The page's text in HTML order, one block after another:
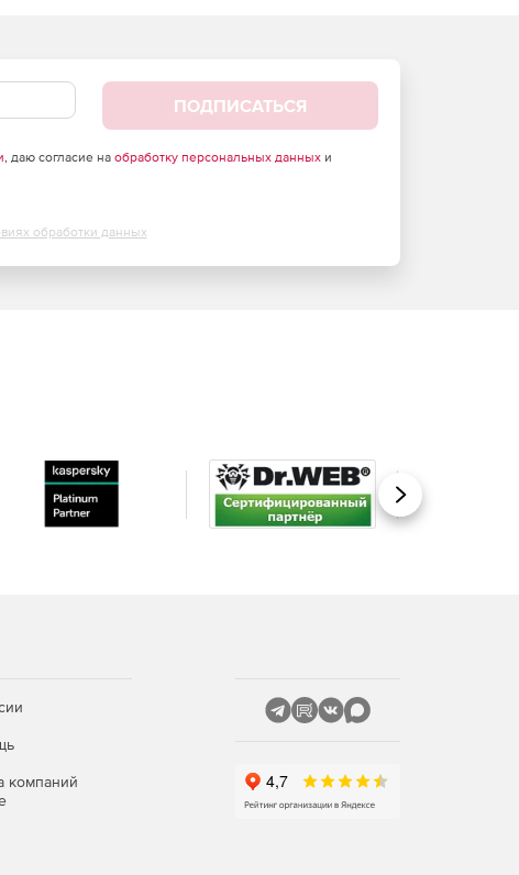
ПОДПИСАТЬСЯ
, даю согласие на обработку персональных данныхи
обработки данных
Вперед
компаний